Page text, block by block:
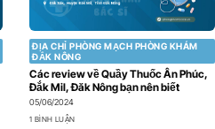
ĐỊA CHỈ PHÒNG MẠCH PHÒNG KHÁM
ĐẮK NÔNG
Các review về Quầy Thuốc Ân Phúc,
Đắk Mil, Đăk Nông bạn nên biết
05/06/2024
1 BÌNH LUẬN